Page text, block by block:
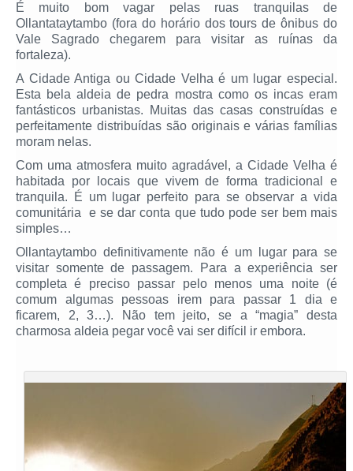
É muito bom vagar pelas ruas tranquilas de
Ollantataytambo (fora do horário dos tours de ônibus do
Vale Sagrado chegarem para visitar as ruínas da
fortaleza).
A Cidade Antiga ou Cidade Velha é um lugar especial.
Esta bela aldeia de pedra mostra como os incas eram
fantásticos urbanistas. Muitas das casas construídas e
perfeitamente distribuídas são originais e várias famílias
moram nelas.
Com uma atmosfera muito agradável, a Cidade Velha é
habitada por locais que vivem de forma tradicional e
tranquila. É um lugar perfeito para se observar a vida
comunitária e se dar conta que tudo pode ser bem mais
simples…
Ollantaytambo definitivamente não é um lugar para se
visitar somente de passagem. Para a experiência ser
completa é preciso passar pelo menos uma noite (é
comum algumas pessoas irem para passar 1 dia e
ficarem, 2, 3…). Não tem jeito, se a “magia” desta
charmosa aldeia pegar você vai ser difícil ir embora.